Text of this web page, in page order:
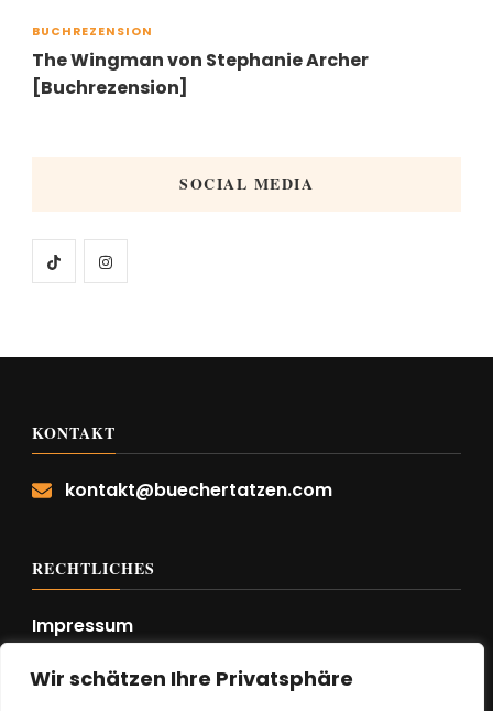
Wir schätzen Ihre Privatsphäre
BUCHREZENSION
The Wingman von Stephanie Archer
[Buchrezension]
SOCIAL MEDIA
KONTAKT
kontakt@buechertatzen.com
RECHTLICHES
Impressum
Datenschutzerklärung